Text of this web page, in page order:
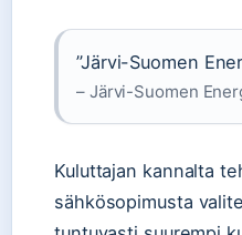
”Järvi-Suomen
– Järvi-Suomen
Kuluttajan kannalta
sähkösopimusta